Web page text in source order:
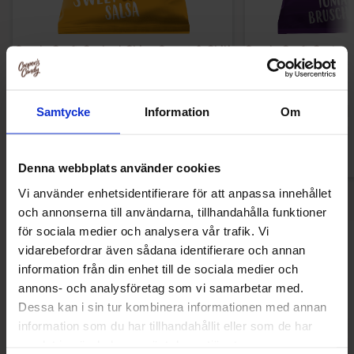
Samtycke Information Om
Denna webbplats använder cookies
Vi använder enhetsidentifierare för att anpassa innehållet
och annonserna till användarna, tillhandahålla funktioner
för sociala medier och analysera vår trafik. Vi
vidarebefordrar även sådana identifierare och annan
information från din enhet till de sociala medier och
annons- och analysföretag som vi samarbetar med.
Dessa kan i sin tur kombinera informationen med annan
information som du har tillhandahållit eller som de har
Spuds Craft Cooked Chips Sweet & Chili
Spuds Craft
Andre kunne lide